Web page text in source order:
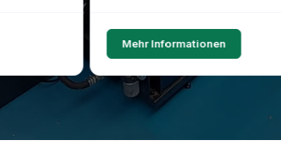
Mehr Informationen